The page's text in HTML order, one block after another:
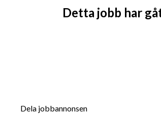
Detta jobb har
Dela jobbannonsen